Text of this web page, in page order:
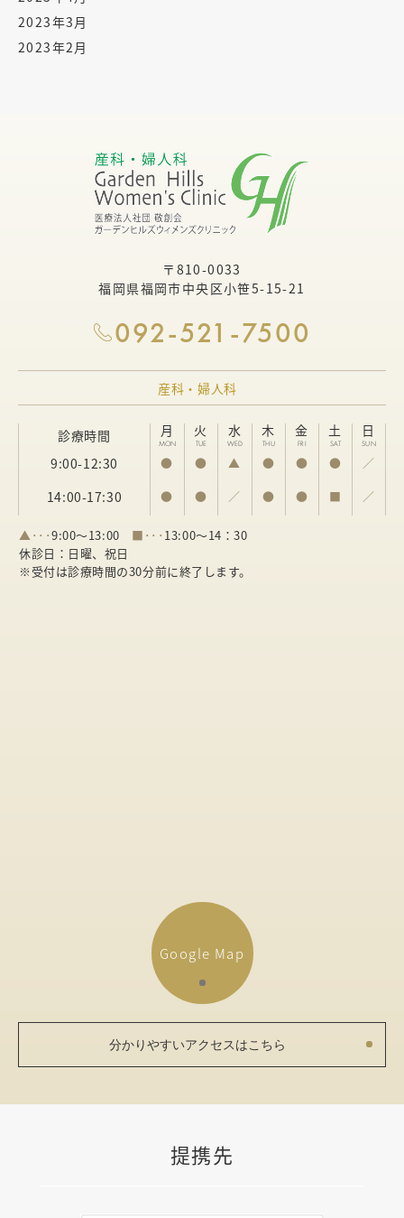
2023年3月
2023年2月
〒810-0033
福岡県福岡市中央区小笹5-15-21
092-521-7500
産科・婦人科
診療時間 月
MON
火
TUE
水
WED
木
THU
金
FRI
土
SAT
日
SUN
9:00-12:30 ● ● ▲ ● ● ● ／
14:00-17:30 ● ● ／ ● ● ■ ／
▲･･･9:00～13:00 ■･･･ 13:00～14：30
休診日：日曜、祝日
※受付は診療時間の30分前に終了します。
Google Map
分かりやすいアクセスはこちら
提携先